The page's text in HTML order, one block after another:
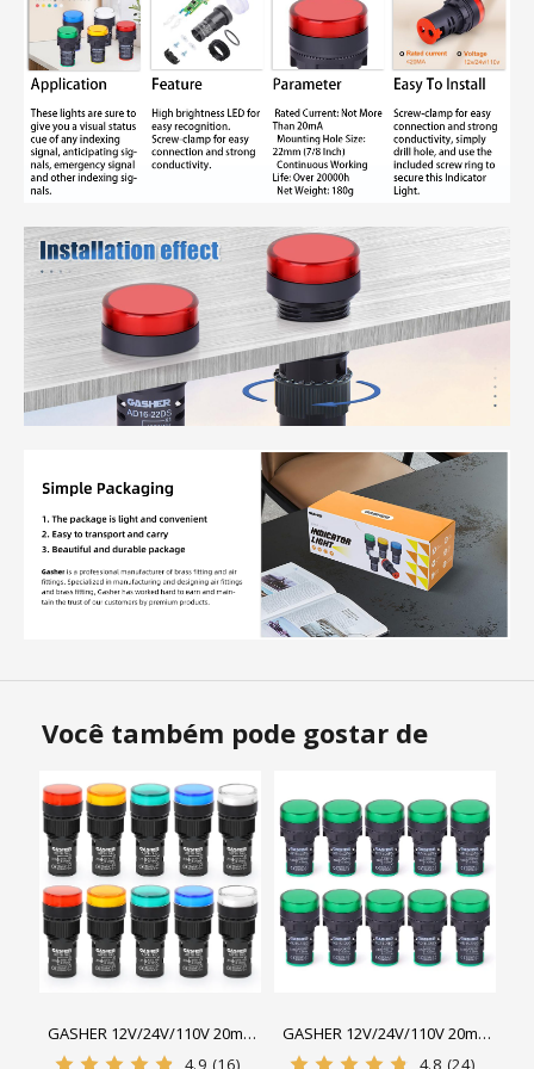
Você também pode gostar de
GASHER 12V/24V/110V 20mA
Luz Indicadora de Economia
GASHER 12V/24V/110V 20mA
Luz Indicadora de Economia